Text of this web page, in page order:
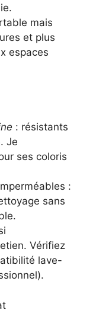
mais
et plus
espaces
: résistants
Je
ses coloris
:
sans
Vérifiez
lave-